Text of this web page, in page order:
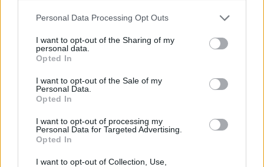
Please note that this website/app uses one or more Google
not limited to your visit or usage behaviour. You may click to
grant or deny consent to Google and its third-party tags to
use your data for below specified purposes in below Google
consent section.
Personal Data Processing Opt Outs
I want to opt-out of the Sharing of my
personal data.
Opted In
I want to opt-out of the Sale of my
Personal Data.
Opted In
I want to opt-out of processing my
Personal Data for Targeted Advertising.
Opted In
I want to opt-out of Collection, Use,
Hagyhat-e a magyar állam éjszaka
kihűlni csecsemőket a röszkei
regisztrációs pontnál?
JámborAndrás • 2015. szeptember 08.